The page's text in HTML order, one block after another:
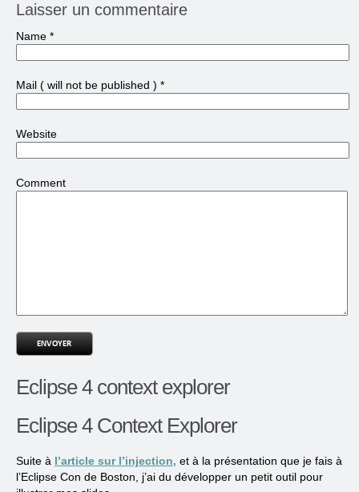
Laisser un commentaire
Name *
Mail ( will not be published ) *
Website
Comment
Eclipse 4 context explorer
Eclipse 4 Context Explorer
Suite à l’article sur l’injection, et à la présentation que je fais à
l’Eclipse Con de Boston, j’ai du développer un petit outil pour